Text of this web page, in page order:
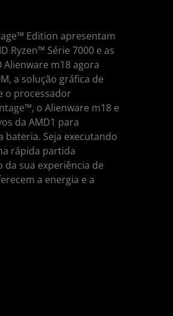
Edition apresentam
Ryzen™ Série 7000 e as
Alienware m18 agora
a solução gráfica de
o processador
o Alienware m18 e
da AMD1 para
Seja executando
rápida partida
sua experiência de
a energia e a